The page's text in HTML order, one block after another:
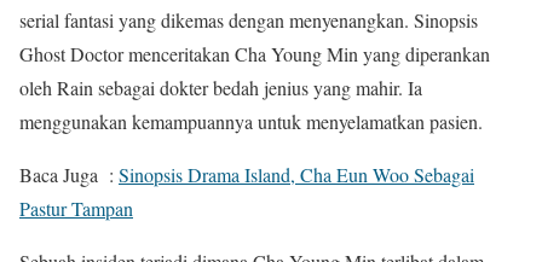
serial fantasi yang dikemas dengan menyenangkan. Sinopsis
Ghost Doctor menceritakan Cha Young Min yang diperankan
oleh Rain sebagai dokter bedah jenius yang mahir. Ia
menggunakan kemampuannya untuk menyelamatkan pasien.
Baca Juga : Sinopsis Drama Island, Cha Eun Woo Sebagai
Pastur Tampan